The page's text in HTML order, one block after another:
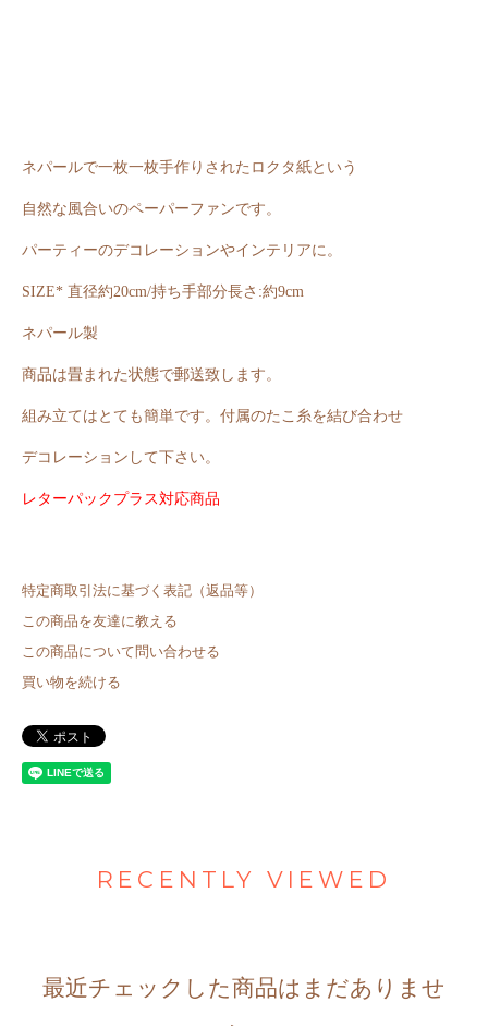
ネパールで一枚一枚手作りされたロクタ紙という
自然な風合いのペーパーファンです。
パーティーのデコレーションやインテリアに。
SIZE* 直径約20cm/持ち手部分長さ:約9cm
ネパール製
商品は畳まれた状態で郵送致します。
組み立てはとても簡単です。付属のたこ糸を結び合わせ
デコレーションして下さい。
レターパックプラス対応商品
特定商取引法に基づく表記（返品等）
この商品を友達に教える
この商品について問い合わせる
買い物を続ける
RECENTLY VIEWED
最近チェックした商品はまだありませ